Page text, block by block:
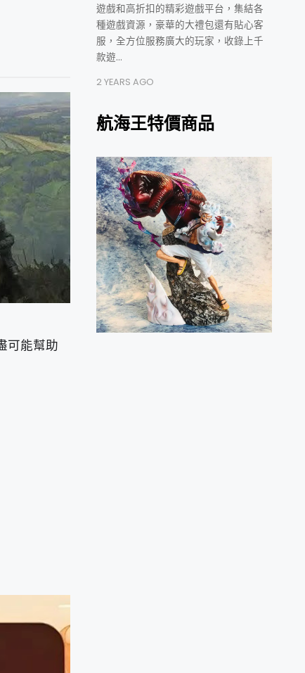
可能幫助
遊戲和高折扣的精彩遊戲平台，集結各
種遊戲資源，豪華的大禮包還有貼心客
服，全方位服務廣大的玩家，收錄上千
款遊…
2 YEARS AGO
航海王特價商品